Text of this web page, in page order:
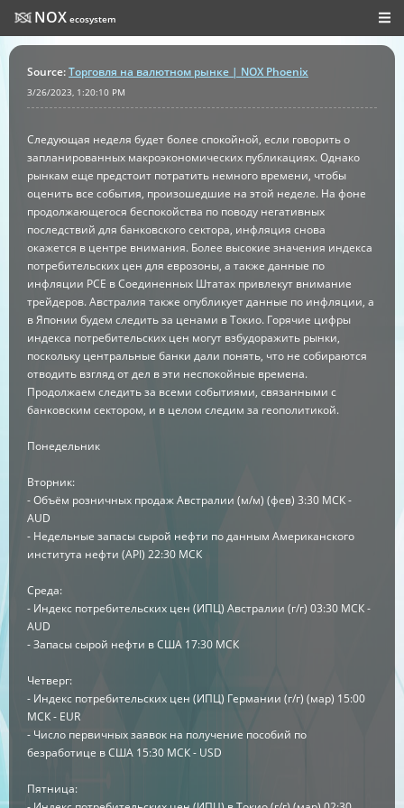
NOX ecosystem
Source:Торговля на валютном рынке | NOX Phoenix
3/26/2023, 1:20:10 PM
Следующая неделя будет более спокойной, если говорить о
запланированных макроэкономических публикациях. Однако
рынкам еще предстоит потратить немного времени, чтобы
оценить все события, произошедшие на этой неделе. На фоне
продолжающегося беспокойства по поводу негативных
последствий для банковского сектора, инфляция снова
окажется в центре внимания. Более высокие значения индекса
потребительских цен для еврозоны, а также данные по
инфляции PCE в Соединенных Штатах привлекут внимание
трейдеров. Австралия также опубликует данные по инфляции, а
в Японии будем следить за ценами в Токио. Горячие цифры
индекса потребительских цен могут взбудоражить рынки,
поскольку центральные банки дали понять, что не собираются
отводить взгляд от дел в эти неспокойные времена.
Продолжаем следить за всеми событиями, связанными с
банковским сектором, и в целом следим за геополитикой.
Понедельник
Вторник:
- Объём розничных продаж Австралии (м/м) (фев) 3:30 МСК -
AUD
- Недельные запасы сырой нефти по данным Американского
института нефти (API) 22:30 МСК
Среда:
- Индекс потребительских цен (ИПЦ) Австралии (г/г) 03:30 МСК -
AUD
- Запасы сырой нефти в США 17:30 МСК
Четверг:
- Индекс потребительских цен (ИПЦ) Германии (г/г) (мар) 15:00
МСК - EUR
- Число первичных заявок на получение пособий по
безработице в США 15:30 МСК - USD
Пятница: